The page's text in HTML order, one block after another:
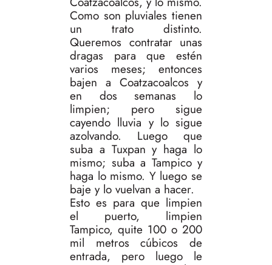
Como son pluviales tienen
un trato distinto.
Queremos contratar unas
dragas para que estén
varios meses; entonces
bajen a Coatzacoalcos y
en dos semanas lo
limpien; pero sigue
cayendo lluvia y lo sigue
azolvando. Luego que
suba a Tuxpan y haga lo
mismo; suba a Tampico y
haga lo mismo. Y luego se
baje y lo vuelvan a hacer.
Esto es para que limpien
el puerto, limpien
Tampico, quite 100 o 200
mil metros cúbicos de
entrada, pero luego le